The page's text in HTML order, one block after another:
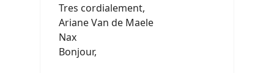
Tres cordialement,
Ariane Van de Maele
Nax
Bonjour,